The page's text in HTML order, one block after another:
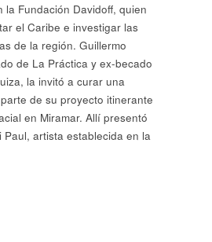
la Fundación Davidoff, quien
el Caribe e investigar las
de la región. Guillermo
de La Práctica y ex-becado
la invitó a curar una
de su proyecto itinerante
en Miramar. Allí presentó
Paul, artista establecida en la